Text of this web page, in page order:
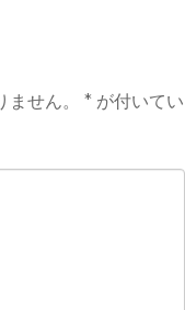
せん。 * が付いてい